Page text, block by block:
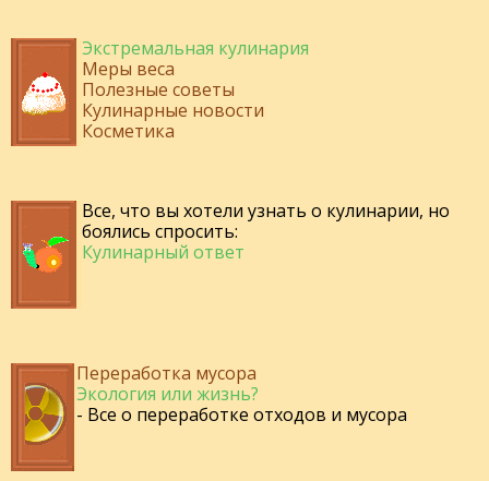
Экстремальная кулинария
Меры веса
Полезные советы
Кулинарные новости
Косметика
Все, что вы хотели узнать о кулинарии, но
боялись спросить:
Кулинарный ответ
Переработка мусора
Экология или жизнь?
- Все о переработке отходов и мусора